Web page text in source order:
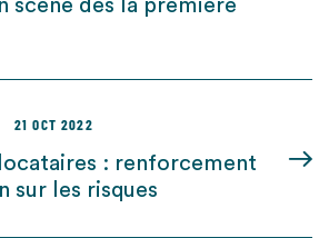
scène dès la première
21 OCT 2022
: renforcement
sur les risques